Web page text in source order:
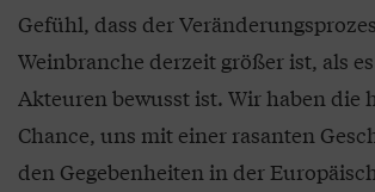
Gefühl, dass der
Weinbranche derzeit größer ist, als
Akteuren bewusst ist. Wir haben die
Chance, uns mit einer rasanten
den Gegebenheiten in der